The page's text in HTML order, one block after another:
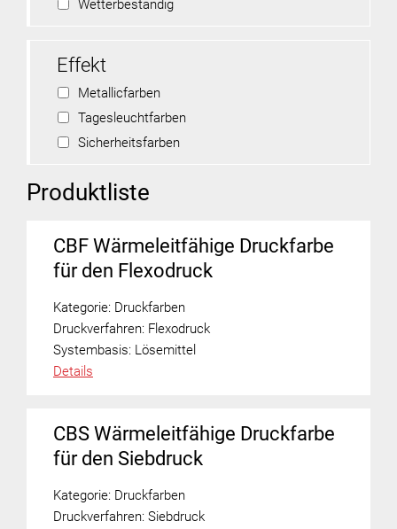
Wetterbeständig
Effekt
Metallicfarben
Tagesleuchtfarben
Sicherheitsfarben
Produktliste
CBF Wärmeleitfähige Druckfarbe
für den Flexodruck
Kategorie: Druckfarben
Druckverfahren: Flexodruck
Systembasis: Lösemittel
Details
CBS Wärmeleitfähige Druckfarbe
für den Siebdruck
Kategorie: Druckfarben
Druckverfahren: Siebdruck